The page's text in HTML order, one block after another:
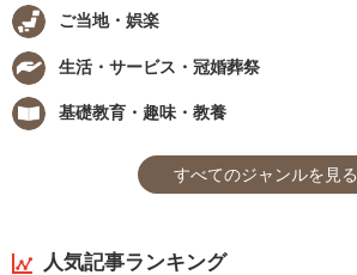
ご当地・娯楽
生活・サービス・冠婚葬祭
基礎教育・趣味・教養
すべてのジャンルを見る
人気記事ランキング